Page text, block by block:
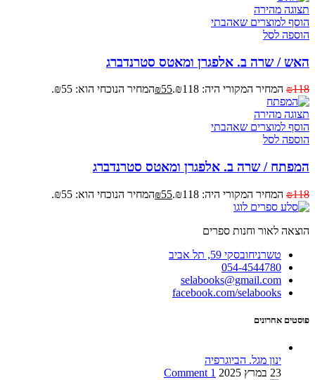
תצוגה מהירה
הוסף למוצרים שאהבתי
הוספה לסל
האש / שרה ב. אלפגרן ומאטס סטרנדברג
₪118 המחיר המקורי היה: ₪118. ₪55 המחיר הנוכחי הוא: ₪55.
תצוגה מהירה
הוסף למוצרים שאהבתי
הוספה לסל
המפתח / שרה ב. אלפגרן ומאטס סטרנדברג
₪118 המחיר המקורי היה: ₪118. ₪55 המחיר הנוכחי הוא: ₪55.
הוצאה לאור וחנות ספרים
טשרניחובסקי 59, תל אביב
054-4544780
selabooks@gmail.com
facebook.com/selabooks
פוסטים אחרונים
ינון מגל. הביוגרפיה
23 במרץ 2025
1 Comment